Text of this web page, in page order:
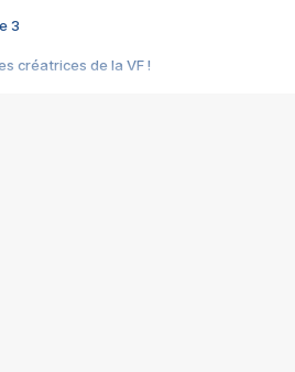
3
créatrices de la VF !